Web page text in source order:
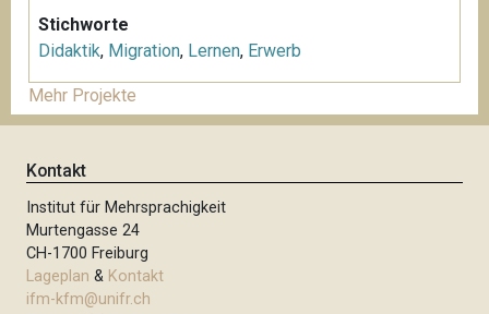
Stichworte
Didaktik, Migration, Lernen, Erwerb
Mehr Projekte
Kontakt
Institut für Mehrsprachigkeit
Murtengasse 24
CH-1700 Freiburg
Lageplan & Kontakt
ifm-kfm@unifr.ch